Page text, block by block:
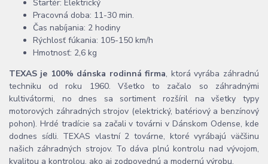
Štartér: Elektrický
Pracovná doba: 11-30 min.
Čas nabíjania: 2 hodiny
Rýchlosť fúkania: 105-150 km/h
Hmotnosť: 2,6 kg
TEXAS je 100% dánska rodinná firma, ktorá vyrába záhradnú
techniku od roku 1960. Všetko to začalo so záhradnými
kultivátormi, no dnes sa sortiment rozšíril na všetky typy
motorových záhradných strojov (elektrický, batériový a benzínový
pohon). Hrdé tradície sa začali v továrni v Dánskom Odense, kde
dodnes sídli. TEXAS vlastní 2 továrne, ktoré vyrábajú väčšinu
našich záhradných strojov. To dáva plnú kontrolu nad vývojom,
kvalitou a kontrolou, ako aj zodpovednú a modernú výrobu.